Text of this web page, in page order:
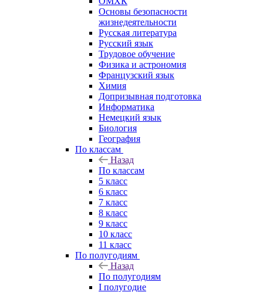
Основы безопасности
жизнедеятельности
Русская литература
Русский язык
Трудовое обучение
Физика и астрономия
Французский язык
Химия
Допризывная подготовка
Информатика
Немецкий язык
Биология
География
По классам
Назад
По классам
5 класс
6 класс
7 класс
8 класс
9 класс
10 класс
11 класс
По полугодиям
Назад
По полугодиям
I полугодие